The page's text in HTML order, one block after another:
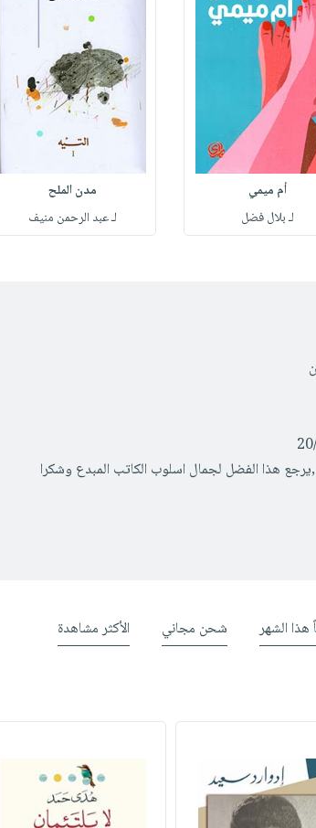
أم ميمي
لـ بلال فضل
مدن الملح
لـ عبد الرحمن منيف
,يرجع هذا الفضل لجمال اسلوب الكاتب المبدع وشكرا
هذا الشهر شحن مجاني الأكثر مشاهدة